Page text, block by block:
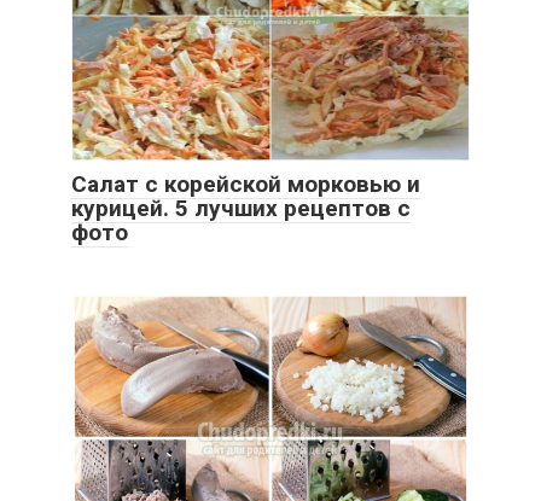
Салат с корейской морковью и
курицей. 5 лучших рецептов с
фото